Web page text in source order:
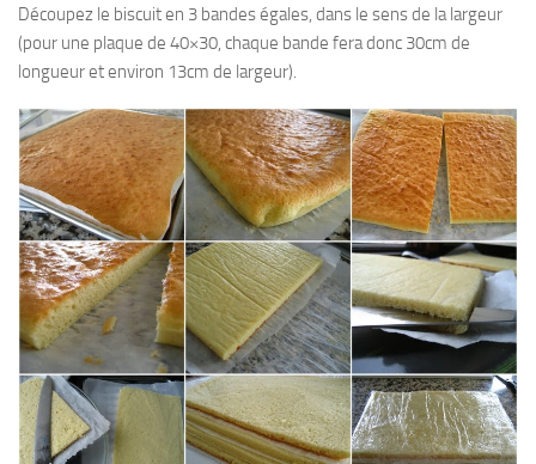
Découpez le biscuit en 3 bandes égales, dans le sens de la largeur
(pour une plaque de 40×30, chaque bande fera donc 30cm de
longueur et environ 13cm de largeur).